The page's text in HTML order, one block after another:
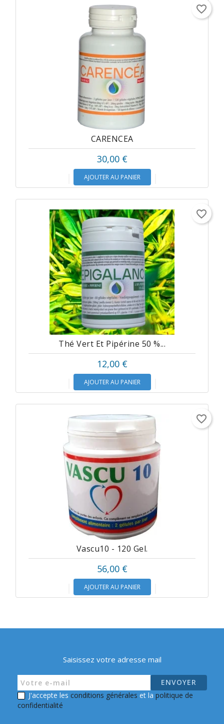
CARENCEA
30,00 €
AJOUTER AU PANIER
favorite_border
Thé Vert Et Pipérine 50 %...
12,00 €
AJOUTER AU PANIER
favorite_border
Vascu10 - 120 Gel.
56,00 €
AJOUTER AU PANIER
favorite_border
Saisissez votre adresse mail
J'accepte les conditions générales et la politique de
confidentialité